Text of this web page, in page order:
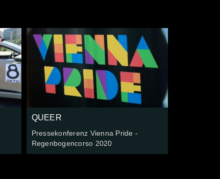
QUEER
Pressekonferenz Vienna Pride -
Regenbogencorso 2020